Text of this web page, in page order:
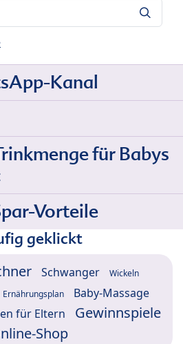
Kanal
für Babys
Vorteile
geklickt
Schwanger Wickeln
Ernährungsplan Baby-Massage
für Eltern
Gewinnspiele
Shop